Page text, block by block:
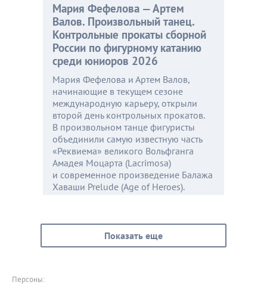
Мария Фефелова — Артем
Валов. Произвольный танец.
Контрольные прокаты сборной
России по фигурному катанию
среди юниоров 2026
Мария Фефелова и Артем Валов,
начинающие в текущем сезоне
международную карьеру, открыли
второй день контрольных прокатов.
В произвольном танце фигуристы
объединили самую известную часть
«Реквиема» великого Вольфганга
Амадея Моцарта (Lacrimosa)
и современное произведение Балажа
Хаваши Prelude (Age of Heroes).
Показать еще
Персоны: